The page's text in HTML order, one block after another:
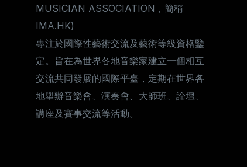
MUSICIAN ASSOCIATION，簡稱
IMA.HK)
專注於國際性藝術交流及藝術等級資格鑒
定。旨在為世界各地音樂家建立一個相互
交流共同發展的國際平臺，定期在世界各
地舉辦音樂會、演奏會、大師班、論壇、
講座及賽事交流等活動。